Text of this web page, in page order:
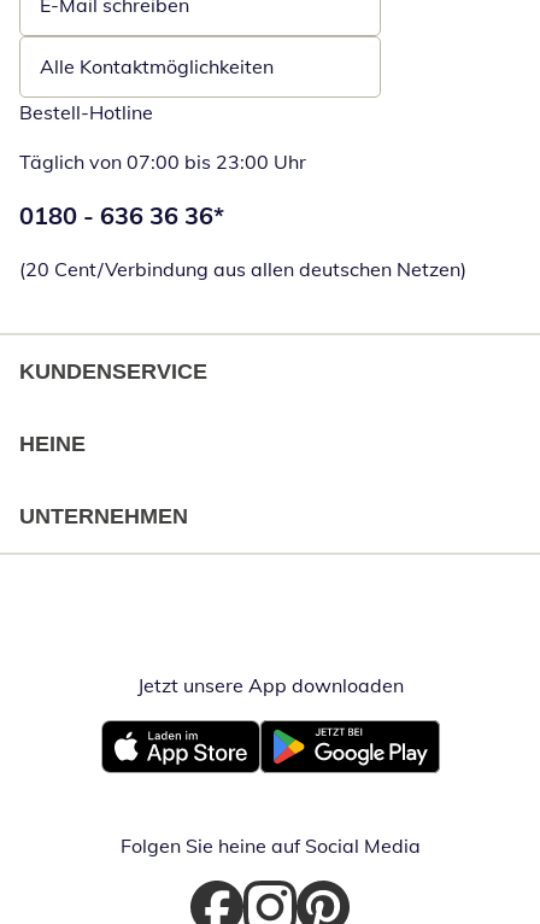
E-Mail schreiben
Öffnet E-Mail-Client
Alle Kontaktmöglichkeiten
Bestell-Hotline
Täglich von 07:00 bis 23:00 Uhr
Telefonnummer:
0180 - 636 36 36*
(20 Cent/Verbindung aus allen deutschen Netzen)
KUNDENSERVICE
HEINE
UNTERNEHMEN
Jetzt unsere App downloadenÖffnet in
Öffnet in neuem FensterÖffnet in neuem Fenster
Folgen Sie heine auf Social Media